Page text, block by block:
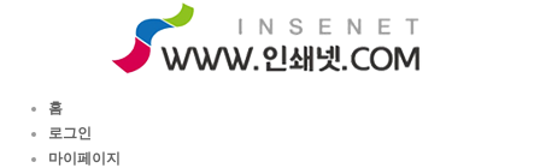
홈
로그인
마이페이지